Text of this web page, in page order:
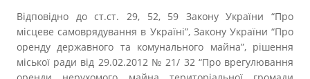
Відповідно до ст.ст. 29, 52, 59 Закону України “Про
місцеве самоврядування в Україні”, Закону України “Про
оренду державного та комунального майна”, рішення
міської ради від 29.02.2012 № 21/ 32 “Про врегулювання